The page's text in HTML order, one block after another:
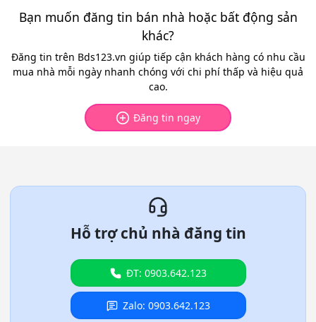
Bạn muốn đăng tin bán nhà hoặc bất động sản
khác?
Đăng tin trên Bds123.vn giúp tiếp cận khách hàng có nhu cầu
mua nhà mỗi ngày nhanh chóng với chi phí thấp và hiệu quả
cao.
Đăng tin ngay
Hỗ trợ chủ nhà đăng tin
ĐT: 0903.642.123
Zalo: 0903.642.123